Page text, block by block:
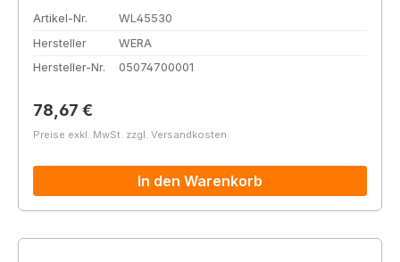
Artikel-Nr.
WL45530
Hersteller
WERA
Hersteller-Nr.
05074700001
Regulärer Preis:
78,67 €
Preise exkl. MwSt. zzgl. Versandkosten
In den Warenkorb